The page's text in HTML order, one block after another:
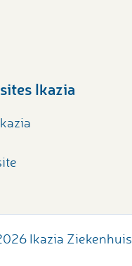
Ikazia
Ikazia Ziekenhuis